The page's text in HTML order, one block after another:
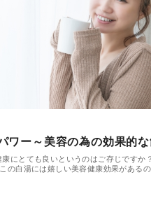
ワー～美容の為の効果的
にとても良いというのはご存じですか
の白湯には嬉しい美容健康効果がある